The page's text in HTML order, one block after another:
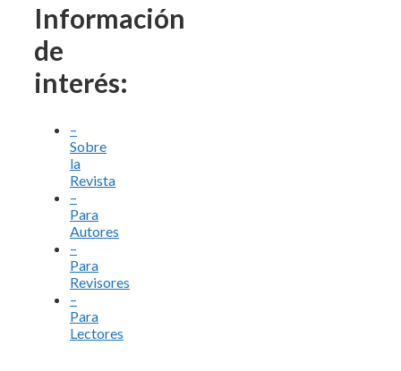
Información
de
interés:
–
Sobre
la
Revista
–
Para
Autores
–
Para
Revisores
–
Para
Lectores